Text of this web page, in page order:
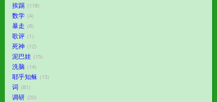
挨踢 118
数学 4
暴走 8
歌评 1
死神 12
泥巴娃 15
洗脑 14
耶乎知稣 15
词 81
调研 20